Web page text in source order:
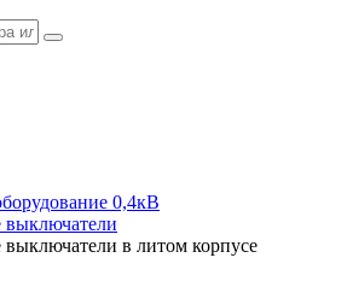
0,4кВ
выключатели
выключатели в литом корпусе